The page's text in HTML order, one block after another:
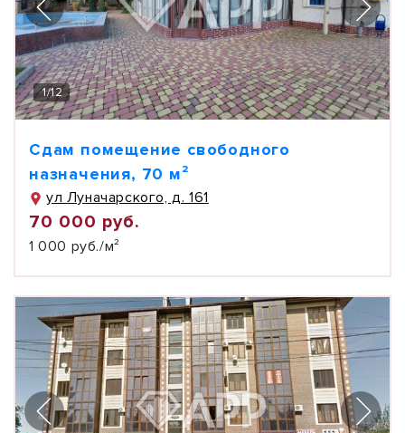
1/12
Сдам помещение свободного
назначения, 70 м²
ул Луначарского, д. 161
70 000 руб.
1 000 руб./м²